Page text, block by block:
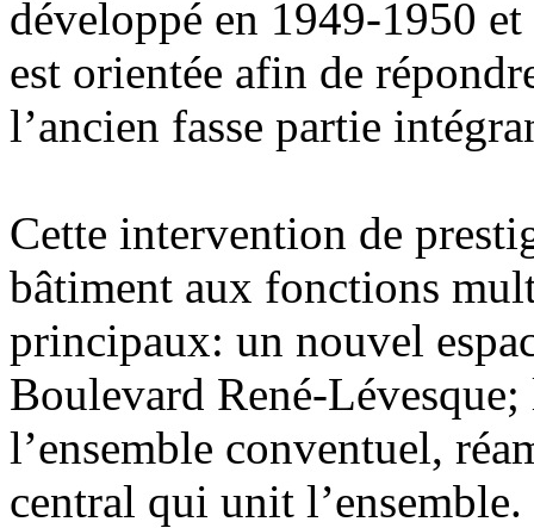
développé en 1949-1950
est orientée afin de
l’ancien fasse partie
Cette intervention de
bâtiment aux fonctions
principaux: un nouvel
Boulevard René-
l’ensemble conventuel,
central qui unit